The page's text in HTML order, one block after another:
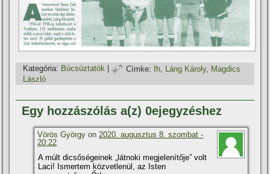
Kategória: Búcsúztatók | Címke: fh Láng Károly, Magdics
László
Egy hozzászólás a(z) 0ejegyzéshez
Vörös György on2020. augusztus 8. szombat -
20:22
A múlt dicsőségeinek „látnoki megjelenítője” volt
Laci! Ismertem közvetlenül, az Isten